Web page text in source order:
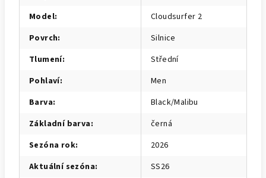
Model:
Cloudsurfer 2
Povrch:
Silnice
Tlumení:
Střední
Pohlaví:
Men
Barva:
Black/Malibu
Základní barva:
černá
Sezóna rok:
2026
Aktuální sezóna:
SS26